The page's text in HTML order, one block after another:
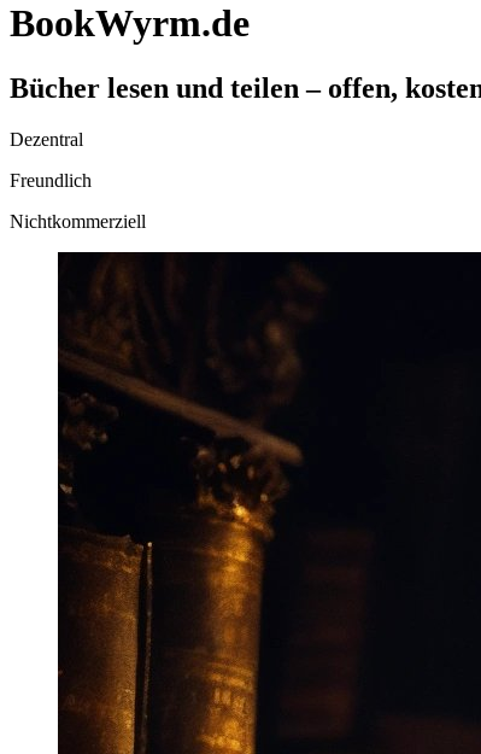
BookWyrm.de
Bücher lesen und teilen – offen,
Dezentral
Freundlich
Nichtkommerziell